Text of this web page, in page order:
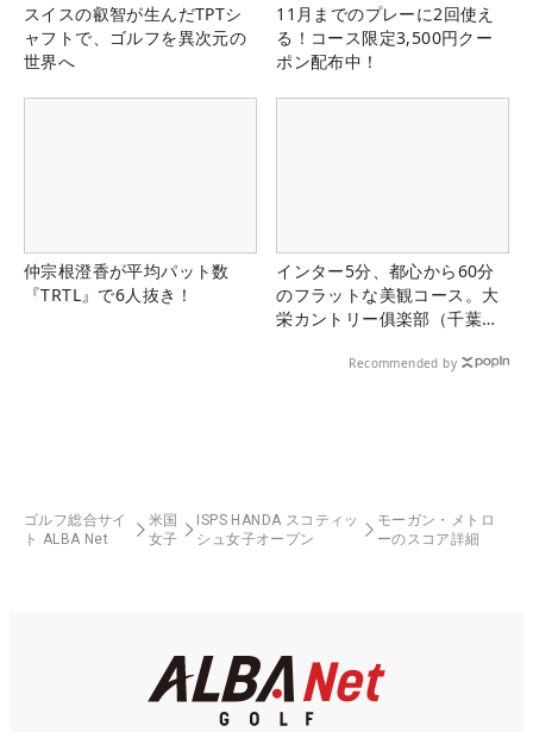
スイスの叡智が生んだTPTシ
ャフトで、ゴルフを異次元の
世界へ
11月までのプレーに2回使え
る！コース限定3,500円クー
ポン配布中！
仲宗根澄香が平均パット数
『TRTL』で6人抜き！
インター5分、都心から60分
のフラットな美観コース。大
栄カントリー俱楽部（千葉
Recommended by
ゴルフ総合サイ
ト ALBA Net
米国
女子
ISPS HANDA スコティッ
シュ女子オープン
モーガン・メトロ
ーのスコア詳細